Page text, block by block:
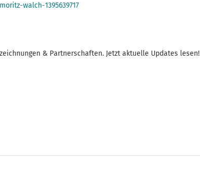
walch-1395639717
& Partnerschaften. Jetzt aktuelle Updates lesen!